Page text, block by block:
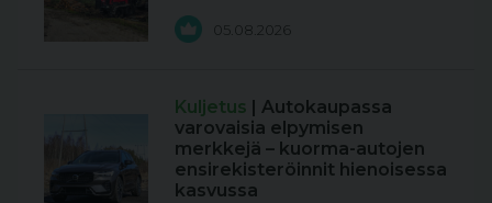
05.08.2026
Kuljetus | Autokaupassa
varovaisia elpymisen
merkkejä – kuorma-autojen
ensirekisteröinnit hienoisessa
kasvussa